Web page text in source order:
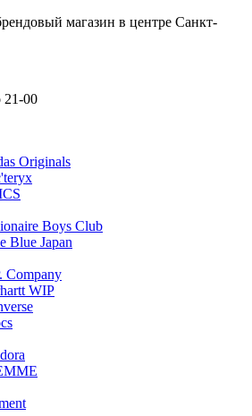
магазин в центре Санкт-
21-00
Originals
Boys Club
Blue Japan
Company
WIP